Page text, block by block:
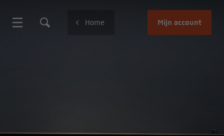
Home Mijn account